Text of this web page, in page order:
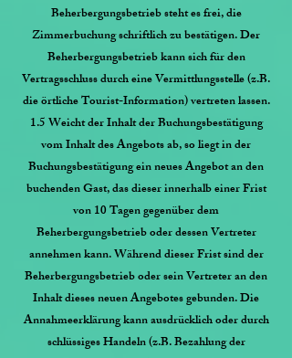
Beherbergungsbetrieb steht es frei, die
Zimmerbuchung schriftlich zu bestätigen. Der
Beherbergungsbetrieb kann sich für den
Vertragsschluss durch eine Vermittlungsstelle (z.B.
die örtliche Tourist-Information) vertreten lassen.
1.5 Weicht der Inhalt der Buchungsbestätigung
vom Inhalt des Angebots ab, so liegt in der
Buchungsbestätigung ein neues Angebot an den
buchenden Gast, das dieser innerhalb einer Frist
von 10 Tagen gegenüber dem
Beherbergungsbetrieb oder dessen Vertreter
annehmen kann. Während dieser Frist sind der
Beherbergungsbetrieb oder sein Vertreter an den
Inhalt dieses neuen Angebotes gebunden. Die
Annahmeerklärung kann ausdrücklich oder durch
schlüssiges Handeln (z.B. Bezahlung der